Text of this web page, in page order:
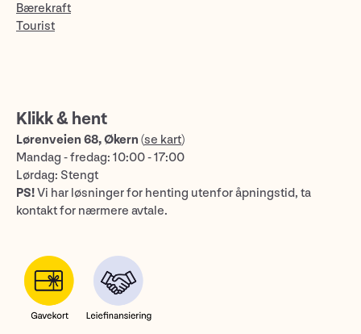
Bærekraft
Tourist
Klikk & hent
Lørenveien 68, Økern (se kart)
Mandag - fredag: 10:00 - 17:00
Lørdag: Stengt
PS!Vi har løsninger for henting utenfor åpningstid, ta
kontakt for nærmere avtale.